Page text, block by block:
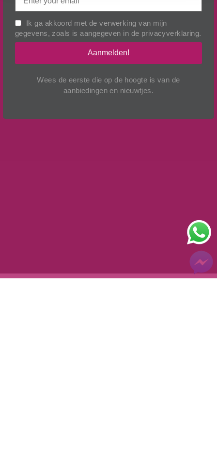
Ik ga akkoord met de verwerking van mijn
gegevens, zoals is aangegeven in de privacyverklaring.
Aanmelden!
Wees de eerste die op de hoogte is van de
aanbiedingen en nieuwtjes.